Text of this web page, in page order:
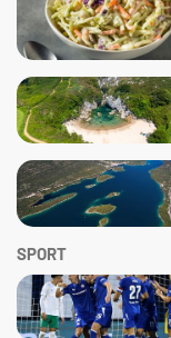
SPORT